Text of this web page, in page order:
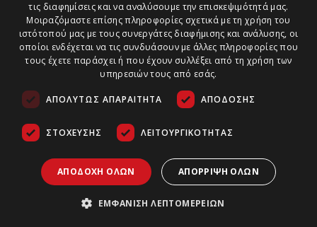
τις διαφημίσεις και να αναλύσουμε την επισκεψιμότητά μας.
Μοιραζόμαστε επίσης πληροφορίες σχετικά με τη χρήση του
ιστότοπού μας με τους συνεργάτες διαφήμισης και ανάλυσης, οι
οποίοι ενδέχεται να τις συνδυάσουν με άλλες πληροφορίες που
τους έχετε παράσχει ή που έχουν συλλέξει από τη χρήση των
υπηρεσιών τους από εσάς.
ΑΠΟΛΎΤΩΣ ΑΠΑΡΑΊΤΗΤΑ ΑΠΌΔΟΣΗΣ
ΣΤΌΧΕΥΣΗΣ ΛΕΙΤΟΥΡΓΙΚΌΤΗΤΑΣ
ΑΠΟΔΟΧΉ ΌΛΩΝ ΑΠΌΡΡΙΨΗ ΌΛΩΝ
ΕΜΦΆΝΙΣΗ ΛΕΠΤΟΜΕΡΕΙΏΝ